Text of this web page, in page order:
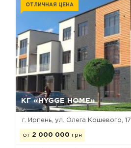
КГ «HYGGE HOME»
ОТЛИЧНАЯ ЦЕНА
г. Ирпень, ул. Олега Кошевого, 17
от 2 000 000 грн